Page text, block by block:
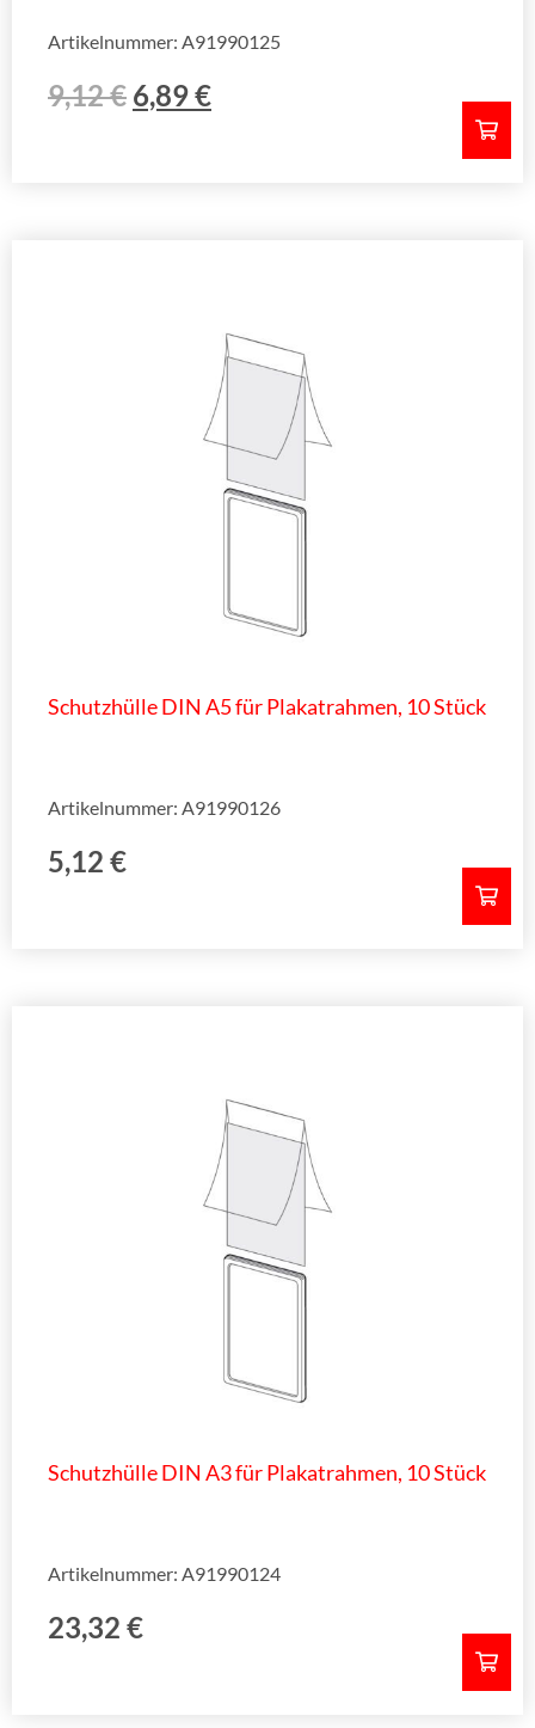
9,12€ 6,89€
Artikelnummer: A91990125
Schutzhülle DIN A5 für Plakatrahmen, 10 Stück
5,12 €
Artikelnummer: A91990126
Schutzhülle DIN A3 für Plakatrahmen, 10 Stück
23,32 €
Artikelnummer: A91990124